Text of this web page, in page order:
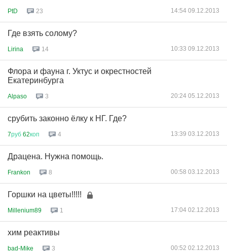
PtD 23 14:54 09.12.2013
Где взять солому?
Lirina 14 10:33 09.12.2013
Флора и фауна г. Уктус и окрестностей
Екатеринбурга
Alpaso 3 20:24 05.12.2013
срубить законно ёлку к НГ. Где?
7руб 62коп 4 13:39 03.12.2013
Драцена. Нужна помощь.
Frankon 8 00:58 03.12.2013
Горшки на цветы!!!!!
Millenium89 1 17:04 02.12.2013
хим реактивы
bad-Mike 3 00:52 02.12.2013